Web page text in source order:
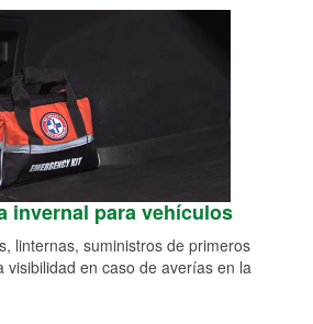
invernal para vehículos
linternas, suministros de primeros
visibilidad en caso de averías en la